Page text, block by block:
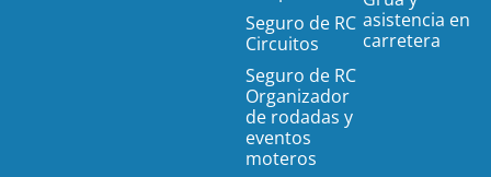
Seguro de RC
Circuitos
Seguro de RC
Organizador
de rodadas y
eventos
moteros
asistencia en
carretera